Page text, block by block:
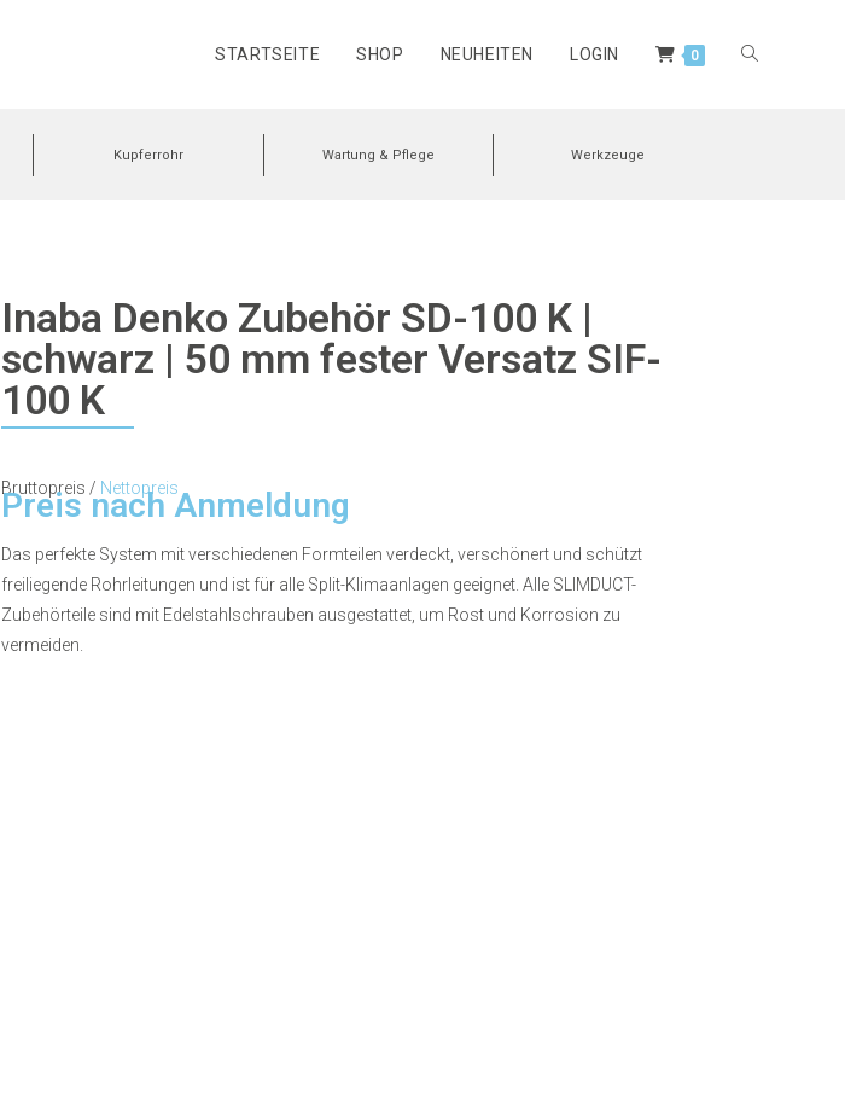
STARTSEITE SHOP NEUHEITEN LOGIN 0
Kupferrohr Wartung & Pflege Werkzeuge
Inaba Denko Zubehör SD-100 K |
schwarz | 50 mm fester Versatz SIF-
100 K
Bruttopreis / Nettopreis
Preis nach Anmeldung
Das perfekte System mit verschiedenen Formteilen verdeckt, verschönert und schützt
freiliegende Rohrleitungen und ist für alle Split-Klimaanlagen geeignet. Alle SLIMDUCT-
Zubehörteile sind mit Edelstahlschrauben ausgestattet, um Rost und Korrosion zu
vermeiden.